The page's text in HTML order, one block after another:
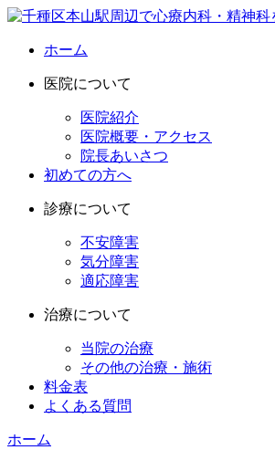
ホーム
医院について
医院紹介
医院概要・アクセス
院長あいさつ
初めての方へ
診療について
不安障害
気分障害
適応障害
治療について
当院の治療
その他の治療・施術
料金表
よくある質問
ホーム